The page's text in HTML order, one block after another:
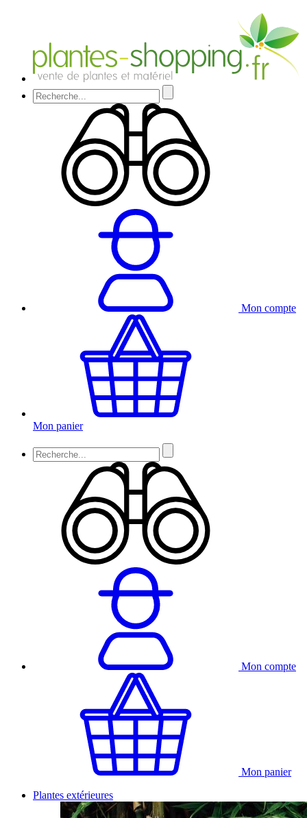
Mon compte
Mon panier
Mon compte
Mon panier
Plantes extérieures